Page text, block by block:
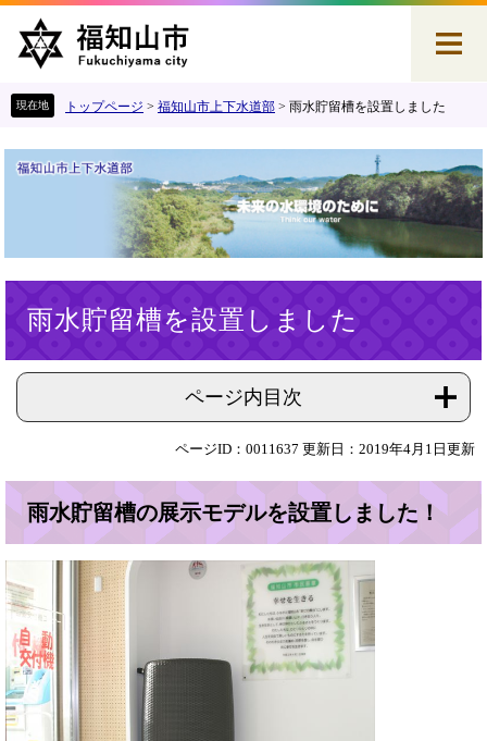
で
ば
へ
トップページ > 福知山市上下水道部 > 雨水貯留槽を設置しました
雨水貯留槽を設置しました
ページ内目次
ページID：0011637 更新日：2019年4月1日更新
雨水貯留槽の展示モデルを設置しました！